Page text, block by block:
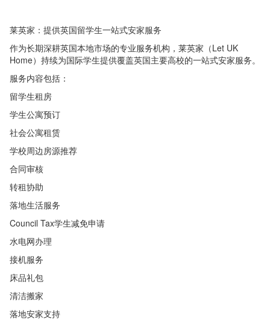
莱英家：提供英国留学生一站式安家服务
作为长期深耕英国本地市场的专业服务机构，莱英家（Let UK
Home）持续为国际学生提供覆盖英国主要高校的一站式安家服务。
服务内容包括：
留学生租房
学生公寓预订
社会公寓租赁
学校周边房源推荐
合同审核
转租协助
落地生活服务
Council Tax学生减免申请
水电网办理
接机服务
床品礼包
清洁搬家
落地安家支持